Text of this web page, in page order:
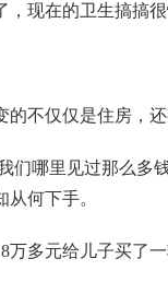
现在的卫生搞搞很
不仅仅是住房，还
哪里见过那么多
何下手。
多元给儿子买了一